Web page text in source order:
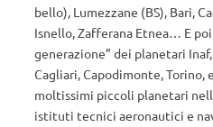
bello), Lumezzane (BS), Bari,
Isnello, Zafferana Etnea… E
generazione” dei planetari
Cagliari, Capodimonte, Torino,
moltissimi piccoli planetari
istituti tecnici aeronautici e